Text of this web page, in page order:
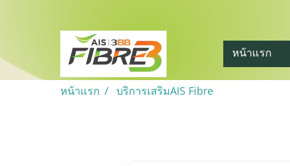
หน้าแรก
หน้าแรก บริการเสริมAIS Fibre